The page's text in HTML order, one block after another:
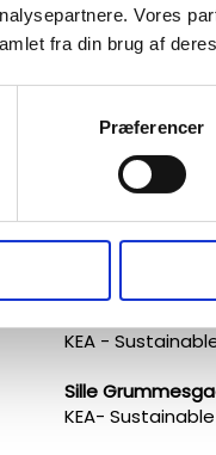
Vores
fra din brug af
Præferencer
Mathilde Molter
Designskolen
Emilie Bang
Designskolen
Sif Jonsson
Designskolen
Mikala Gry
KEA -
Sille
KEA-